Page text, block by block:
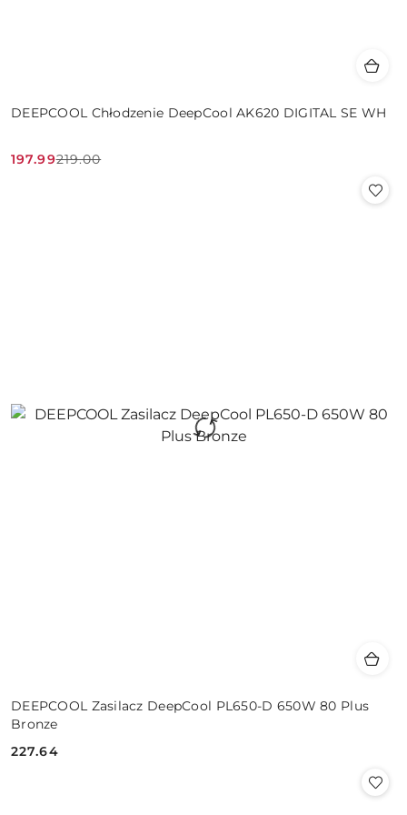
DEEPCOOL Chłodzenie DeepCool AK620 DIGITAL SE WH
Cena
197.99
Cena
219.00
DEEPCOOL Zasilacz DeepCool PL650-D 650W 80 Plus
Bronze
Cena:
227.64